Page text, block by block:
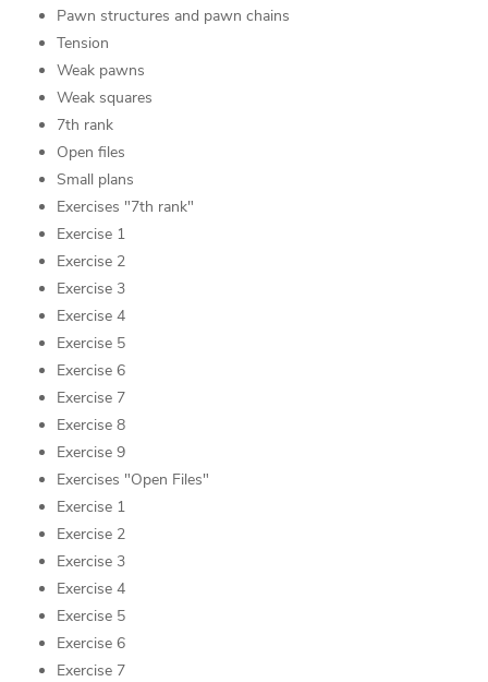
Pawn structures and pawn chains
Tension
Weak pawns
Weak squares
7th rank
Open files
Small plans
Exercises "7th rank"
Exercise 1
Exercise 2
Exercise 3
Exercise 4
Exercise 5
Exercise 6
Exercise 7
Exercise 8
Exercise 9
Exercises "Open Files"
Exercise 1
Exercise 2
Exercise 3
Exercise 4
Exercise 5
Exercise 6
Exercise 7